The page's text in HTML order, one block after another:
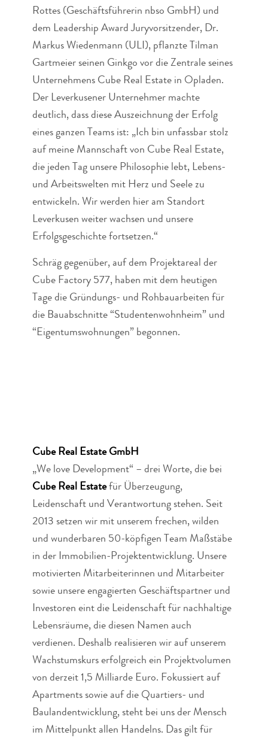
Rottes (Geschäftsführerin nbso GmbH) und
dem Leadership Award Juryvorsitzender, Dr.
Markus Wiedenmann (ULI), pflanzte Tilman
Gartmeier seinen Ginkgo vor die Zentrale seines
Unternehmens Cube Real Estate in Opladen.
Der Leverkusener Unternehmer machte
deutlich, dass diese Auszeichnung der Erfolg
eines ganzen Teams ist: „Ich bin unfassbar stolz
auf meine Mannschaft von Cube Real Estate,
die jeden Tag unsere Philosophie lebt, Lebens-
und Arbeitswelten mit Herz und Seele zu
entwickeln. Wir werden hier am Standort
Leverkusen weiter wachsen und unsere
Erfolgsgeschichte fortsetzen.“
Schräg gegenüber, auf dem Projektareal der
Cube Factory 577, haben mit dem heutigen
Tage die Gründungs- und Rohbauarbeiten für
die Bauabschnitte “Studentenwohnheim” und
“Eigentumswohnungen” begonnen.
Cube Real Estate GmbH
„We love Development“ – drei Worte, die bei
Cube Real Estatefür Überzeugung,
Leidenschaft und Verantwortung stehen. Seit
2013 setzen wir mit unserem frechen, wilden
und wunderbaren 50-köpfigen Team Maßstäbe
in der Immobilien-Projektentwicklung. Unsere
motivierten Mitarbeiterinnen und Mitarbeiter
sowie unsere engagierten Geschäftspartner und
Investoren eint die Leidenschaft für nachhaltige
Lebensräume, die diesen Namen auch
verdienen. Deshalb realisieren wir auf unserem
Wachstumskurs erfolgreich ein Projektvolumen
von derzeit 1,5 Milliarde Euro. Fokussiert auf
Apartments sowie auf die Quartiers- und
Baulandentwicklung, steht bei uns der Mensch
im Mittelpunkt allen Handelns. Das gilt für